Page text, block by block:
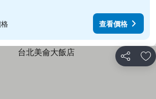
查看價格
分享 放